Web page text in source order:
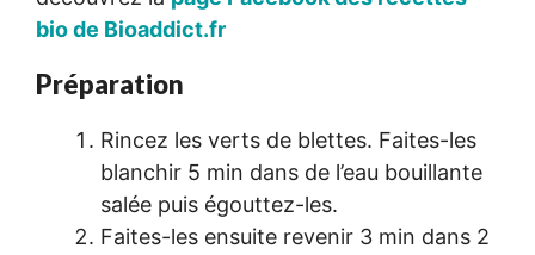
bio de Bioaddict.fr
Préparation
Rincez les verts de blettes. Faites-les
blanchir 5 min dans de l’eau bouillante
salée puis égouttez-les.
Faites-les ensuite revenir 3 min dans 2